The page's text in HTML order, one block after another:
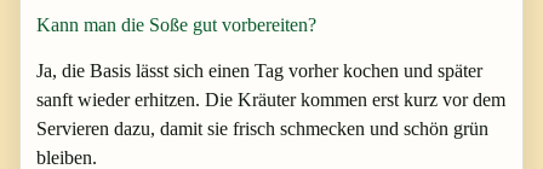
Kann man die Soße gut vorbereiten?
Ja, die Basis lässt sich einen Tag vorher kochen und später
sanft wieder erhitzen. Die Kräuter kommen erst kurz vor dem
Servieren dazu, damit sie frisch schmecken und schön grün
bleiben.